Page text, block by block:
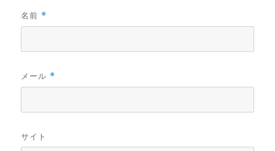
名前 *
メール *
サイト